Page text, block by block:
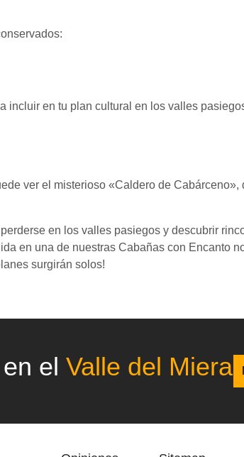
incluir en tu plan cultural en los valles
ver el misterioso «Caldero de Cabárceno»,
en los valles pasiegos y descubrir
en una de nuestras Cabañas con Encanto
surgirán solos!
el Valle del Miera